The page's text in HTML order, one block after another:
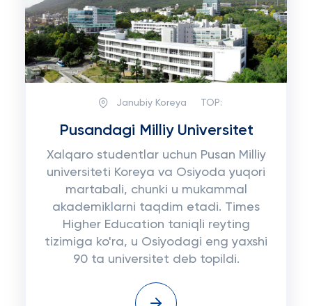
Janubiy Koreya TOP:
Pusandagi Milliy Universitet
Xalqaro studentlar uchun Pusan Milliy
universiteti Koreya va Osiyoda yuqori
martabali, chunki u mukammal
akademiklarni taqdim etadi. Times
Higher Education taniqli reyting
tizimiga ko'ra, u Osiyodagi eng yaxshi
90 ta universitet deb topildi.